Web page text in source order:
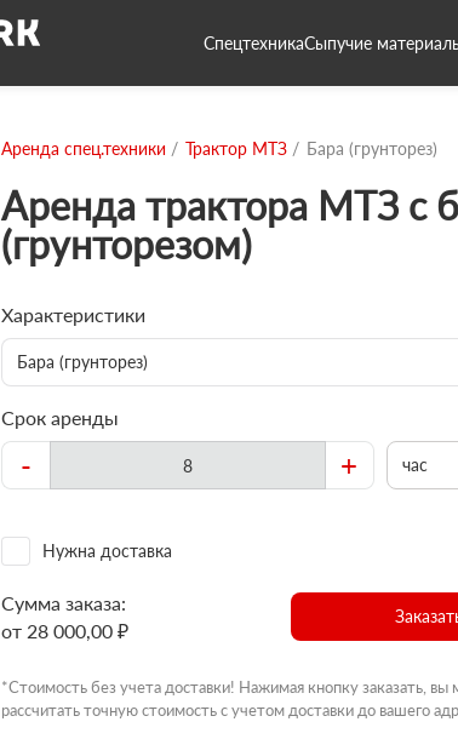
СпецтехникаСыпучие
Аренда спец.техники Трактор МТЗ Бара (грунторез)
Аренда трактора МТЗ с
(грунторезом)
Характеристики
Бара (грунторез)
Срок аренды
- + час
Нужна доставка
Сумма заказа:
от 28 000,00 ₽
*Стоимость без учета доставки! Нажимая кнопку заказать, вы
рассчитать точную стоимость с учетом доставки до вашего